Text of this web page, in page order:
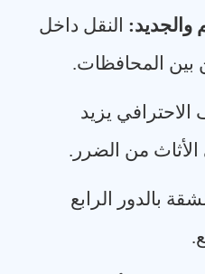
والجديد: النقل داخل
المحافظات.
الاحترافي يزيد
من الضرر .
بالدور الرابع
.